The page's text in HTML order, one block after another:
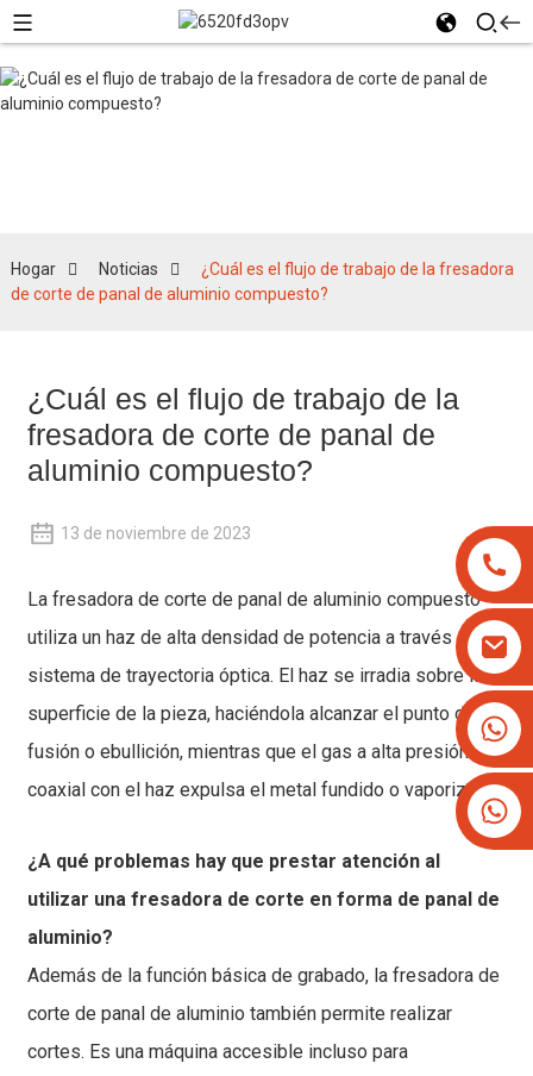
+8613825779334
+16266628193
Hogar Noticias
¿Cuál es el flujo de trabajo de la fresadora
de corte de panal de aluminio compuesto?
¿Cuál es el flujo de trabajo de la
fresadora de corte de panal de
aluminio compuesto?
13 de noviembre de 2023
La fresadora de corte de panal de aluminio compuesto
utiliza un haz de alta densidad de potencia a través del
sistema de trayectoria óptica. El haz se irradia sobre la
superficie de la pieza, haciéndola alcanzar el punto de
fusión o ebullición, mientras que el gas a alta presión
coaxial con el haz expulsa el metal fundido o vaporizado.
¿A qué problemas hay que prestar atención al
utilizar una fresadora de corte en forma de panal de
aluminio?
Además de la función básica de grabado, la fresadora de
corte de panal de aluminio también permite realizar
cortes. Es una máquina accesible incluso para